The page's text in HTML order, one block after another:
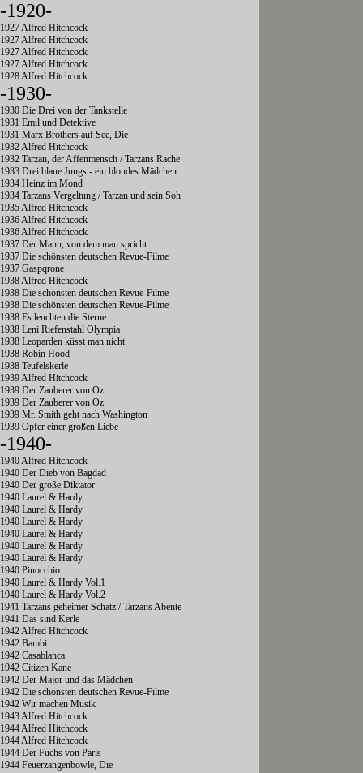
-1920-
1927 Alfred Hitchcock
1927 Alfred Hitchcock
1927 Alfred Hitchcock
1927 Alfred Hitchcock
1928 Alfred Hitchcock
-1930-
1930 Die Drei von der Tankstelle
1931 Emil und Detektive
1931 Marx Brothers auf See, Die
1932 Alfred Hitchcock
1932 Tarzan, der Affenmensch / Tarzans Rache
1933 Drei blaue Jungs - ein blondes Mädchen
1934 Heinz im Mond
1934 Tarzans Vergeltung / Tarzan und sein Soh
1935 Alfred Hitchcock
1936 Alfred Hitchcock
1936 Alfred Hitchcock
1937 Der Mann, von dem man spricht
1937 Die schönsten deutschen Revue-Filme
1937 Gaspqrone
1938 Alfred Hitchcock
1938 Die schönsten deutschen Revue-Filme
1938 Die schönsten deutschen Revue-Filme
1938 Es leuchten die Sterne
1938 Leni Riefenstahl Olympia
1938 Leoparden küsst man nicht
1938 Robin Hood
1938 Teufelskerle
1939 Alfred Hitchcock
1939 Der Zauberer von Oz
1939 Der Zauberer von Oz
1939 Mr. Smith geht nach Washington
1939 Opfer einer großen Liebe
-1940-
1940 Alfred Hitchcock
1940 Der Dieb von Bagdad
1940 Der große Diktator
1940 Laurel & Hardy
1940 Laurel & Hardy
1940 Laurel & Hardy
1940 Laurel & Hardy
1940 Laurel & Hardy
1940 Laurel & Hardy
1940 Pinocchio
1940 Laurel & Hardy Vol.1
1940 Laurel & Hardy Vol.2
1941 Tarzans geheimer Schatz / Tarzans Abente
1941 Das sind Kerle
1942 Alfred Hitchcock
1942 Bambi
1942 Casablanca
1942 Citizen Kane
1942 Der Major und das Mädchen
1942 Die schönsten deutschen Revue-Filme
1942 Wir machen Musik
1943 Alfred Hitchcock
1944 Alfred Hitchcock
1944 Alfred Hitchcock
1944 Der Fuchs von Paris
1944 Feuerzangenbowle, Die